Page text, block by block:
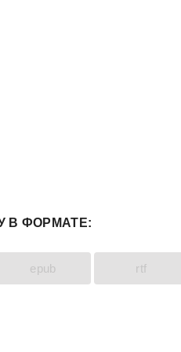
В ФОРМАТЕ:
epub rtf